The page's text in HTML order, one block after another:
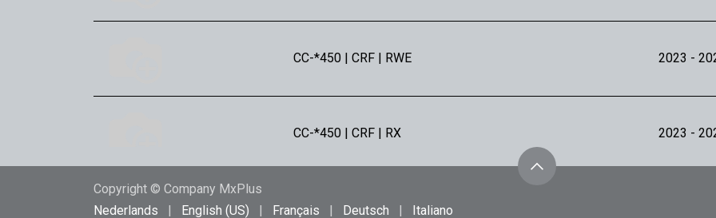
CC-*450 | CRF | RWE 2023 -
CC-*450 | CRF | RX 2023 -
CC-*250 | CRF | R
Copyright © Company MxPlus
Nederlands
| English (US) | Français | Deutsch | Italiano